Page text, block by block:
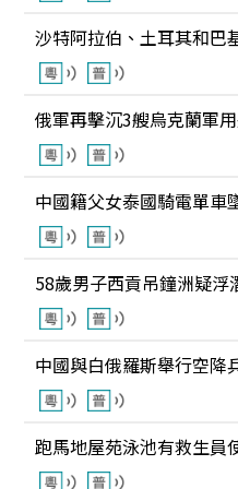
沙特阿拉伯、土耳其和巴
俄軍再擊沉3艘烏克蘭軍
中國籍父女泰國騎電單車
58歲男子西貢吊鐘洲疑浮
中國與白俄羅斯舉行空降
跑馬地屋苑泳池有救生員